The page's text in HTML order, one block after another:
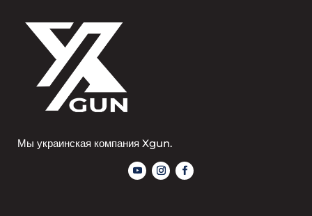
Мы украинская компания Xgun.